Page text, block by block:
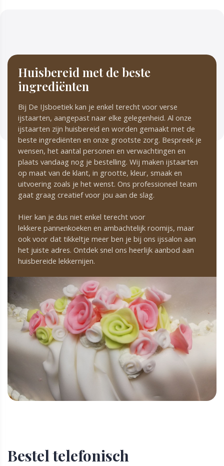
Huisbereid met de beste
ingrediënten
Bij De IJsboetiek kan je enkel terecht voor verse
ijstaarten, aangepast naar elke gelegenheid. Al onze
ijstaarten zijn huisbereid en worden gemaakt met de
beste ingrediënten en onze grootste zorg. Bespreek je
wensen, het aantal personen en verwachtingen en
plaats vandaag nog je bestelling. Wij maken ijstaarten
op maat van de klant, in grootte, kleur, smaak en
uitvoering zoals je het wenst. Ons professioneel team
gaat graag creatief voor jou aan de slag.
Hier kan je dus niet enkel terecht voor
lekkere pannenkoeken en ambachtelijk roomijs, maar
ook voor dat tikkeltje meer ben je bij ons ijssalon aan
het juiste adres. Ontdek snel ons heerlijk aanbod aan
huisbereide lekkernijen.
Bestel telefonisch